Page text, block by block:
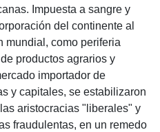
Impuesta a sangre y
del continente al
mundial, como periferia
productos agrarios y
importador de
y capitales, se estabilizaron
aristocracias "liberales" y
fraudulentas, en un remedo